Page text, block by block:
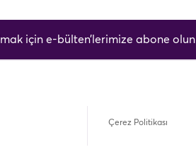
için e-bülten’lerimize abone olun.
Çerez Politikası